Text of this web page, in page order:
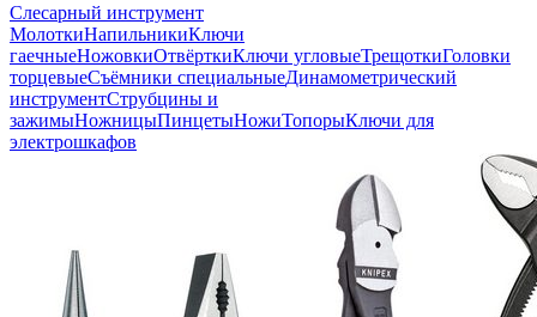
Слесарный инструмент
МолоткиНапильникиКлючи
гаечныеНожовкиОтвёрткиКлючи угловыеТрещоткиГоловки
торцевыеСъёмники специальныеДинамометрический
инструментСтрубцины и
зажимыНожницыПинцетыНожиТопорыКлючи для
электрошкафов